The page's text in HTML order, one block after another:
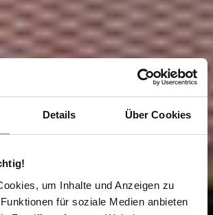
Details Über Cookies
um Inhalte und Anzeigen zu
für soziale Medien anbieten